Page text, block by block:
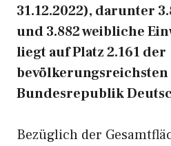
31.12.2022), darunter
und 3.882 weibliche
liegt auf Platz 2.161 der
Bundesrepublik
Bezüglich der